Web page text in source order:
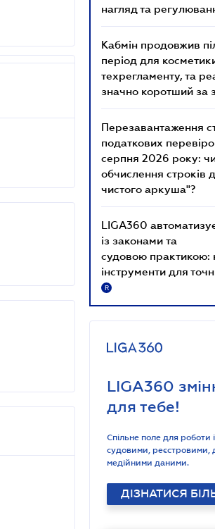
нагляд та
Кабмін продовжив
період для
техрегламенту, та
значно коротший за
Перезавантаження
податкових
серпня 2026 року:
обчислення строків
чистого аркуша"?
LIGA360
із законами та
судовою практикою:
інструменти для
R
LIGA360
для тебе!
Спільне поле для роботи
судовими, реєстровими,
медійними даними.
ДІЗНАТИСЯ